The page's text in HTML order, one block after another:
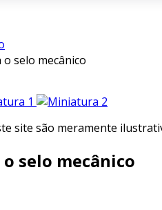
selo mecânico
site são meramente
selo mecânico